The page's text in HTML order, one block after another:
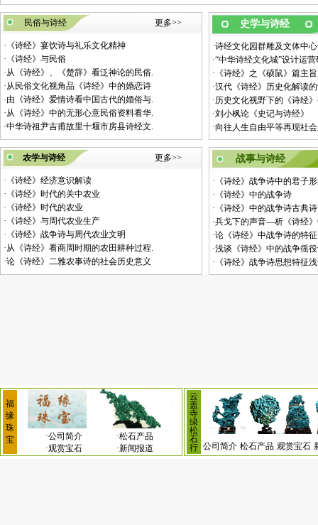
民俗与诗经 更多>>
· 《诗经》宴饮诗与礼乐文化精神
· 《诗经》与民俗
·从《诗经》、《楚辞》看泛神论的民俗.
·从民俗文化视角品《诗经》中的婚恋诗
·由《诗经》爱情诗看中国古代的婚俗与.
·从《诗经》中的无形心意民俗资料看华.
·中华诗祖尹吉甫故里十堰市房县诗经文.
史学与诗经
·诗经文化园群雕及文体中
·“中华诗经文化城”设计运
· 《诗经》之《硕鼠》篇主
·汉代《诗经》历史化解读
·历史文化视野下的《诗经
·刘小枫论《史记与诗经》
·向往人生自由平等再现社
农学与诗经 更多>>
· 《诗经》经济意识解读
· 《诗经》时代的关中农业
· 《诗经》时代的农业
· 《诗经》与周代农业生产
· 《诗经》战争诗与周代农业文明
·从《诗经》看商周时期的农田耕种过程.
·论《诗经》二雅农事诗的社会历史意义
战事与诗经
· 《诗经》战争诗中的君子
· 《诗经》中的战争诗
· 《诗经》中的战争诗古典
·兵戈下的声音—析《诗经
·论《诗经》中战争诗的特征
·浅谈《诗经》中的战争徭
· 《诗经》战争诗思想特征
福
缘
珠
宝
·公司简介 ·松石产品
·观赏宝石 ·新闻报道
云
盖
寺
绿
松
石
行 公司简介 松石产品 观赏宝石